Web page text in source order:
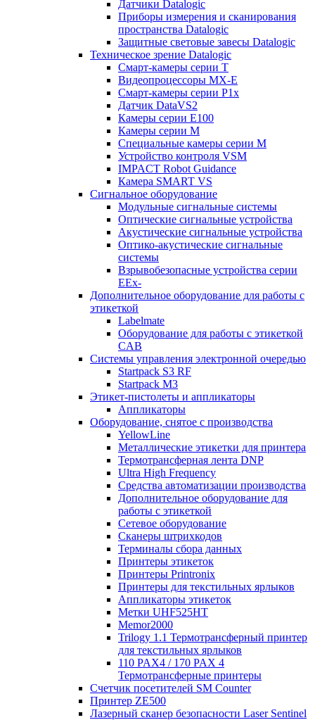
Датчики Datalogic
Приборы измерения и сканирования
пространства Datalogic
Защитные световые завесы Datalogic
Техническое зрение Datalogic
Смарт-камеры серии T
Видеопроцессоры MX-E
Смарт-камеры серии P1x
Датчик DataVS2
Камеры серии E100
Камеры серии M
Специальные камеры серии M
Устройство контроля VSM
IMPACT Robot Guidance
Камера SMART VS
Cигнальное оборудование
Модульные сигнальные системы
Оптические сигнальные устройства
Акустические сигнальные устройства
Оптико-акустические сигнальные
системы
Взрывобезопасные устройства серии
EEx-
Дополнительное оборудование для работы с
этикеткой
Labelmate
Оборудование для работы с этикеткой
CAB
Системы управления электронной очередью
Startpack S3 RF
Startpack M3
Этикет-пистолеты и аппликаторы
Аппликаторы
Оборудование, снятое с производства
YellowLine
Металлические этикетки для принтера
Термотрансферная лента DNP
Ultra High Frequency
Средства автоматизации производства
Дополнительное оборудование для
работы с этикеткой
Сетевое оборудование
Сканеры штрихкодов
Терминалы сбора данных
Принтеры этикеток
Принтеры Printronix
Принтеры для текстильных ярлыков
Аппликаторы этикеток
Метки UHF525HT
Memor2000
Trilogy 1.1 Термотрансферный принтер
для текстильных ярлыков
110 PAX4 / 170 PAX 4
Термотрансферные принтеры
Счетчик посетителей SM Counter
Принтер ZE500
Лазерный сканер безопасности Laser Sentinel